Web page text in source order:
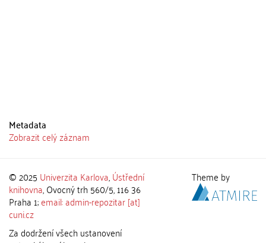
Metadata
Zobrazit celý záznam
© 2025 Univerzita Karlova,Ústřední
knihovna, Ovocný trh 560/5, 116 36
Praha 1;email: admin-repozitar [at]
cuni.cz
Za dodržení všech ustanovení
Theme by